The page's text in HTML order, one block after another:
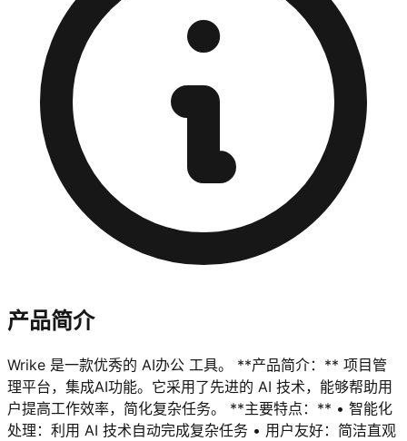
产品简介
Wrike 是一款优秀的 AI办公 工具。 **产品简介：** 项目管
理平台，集成AI功能。它采用了先进的 AI 技术，能够帮助用
户提高工作效率，简化复杂任务。 **主要特点：** • 智能化
处理：利用 AI 技术自动完成复杂任务 • 用户友好：简洁直观